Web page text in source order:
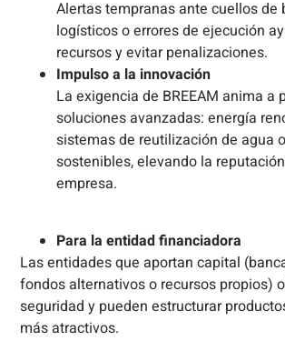
Alertas tempranas ante cuellos de
logísticos o errores de ejecución
recursos y evitar penalizaciones.
Impulso a la innovación
La exigencia de BREEAM anima a
soluciones avanzadas: energía
sistemas de reutilización de agua
sostenibles, elevando la
empresa.
Para la entidad financiadora
Las entidades que aportan capital
fondos alternativos o recursos propios)
seguridad y pueden estructurar
más atractivos.